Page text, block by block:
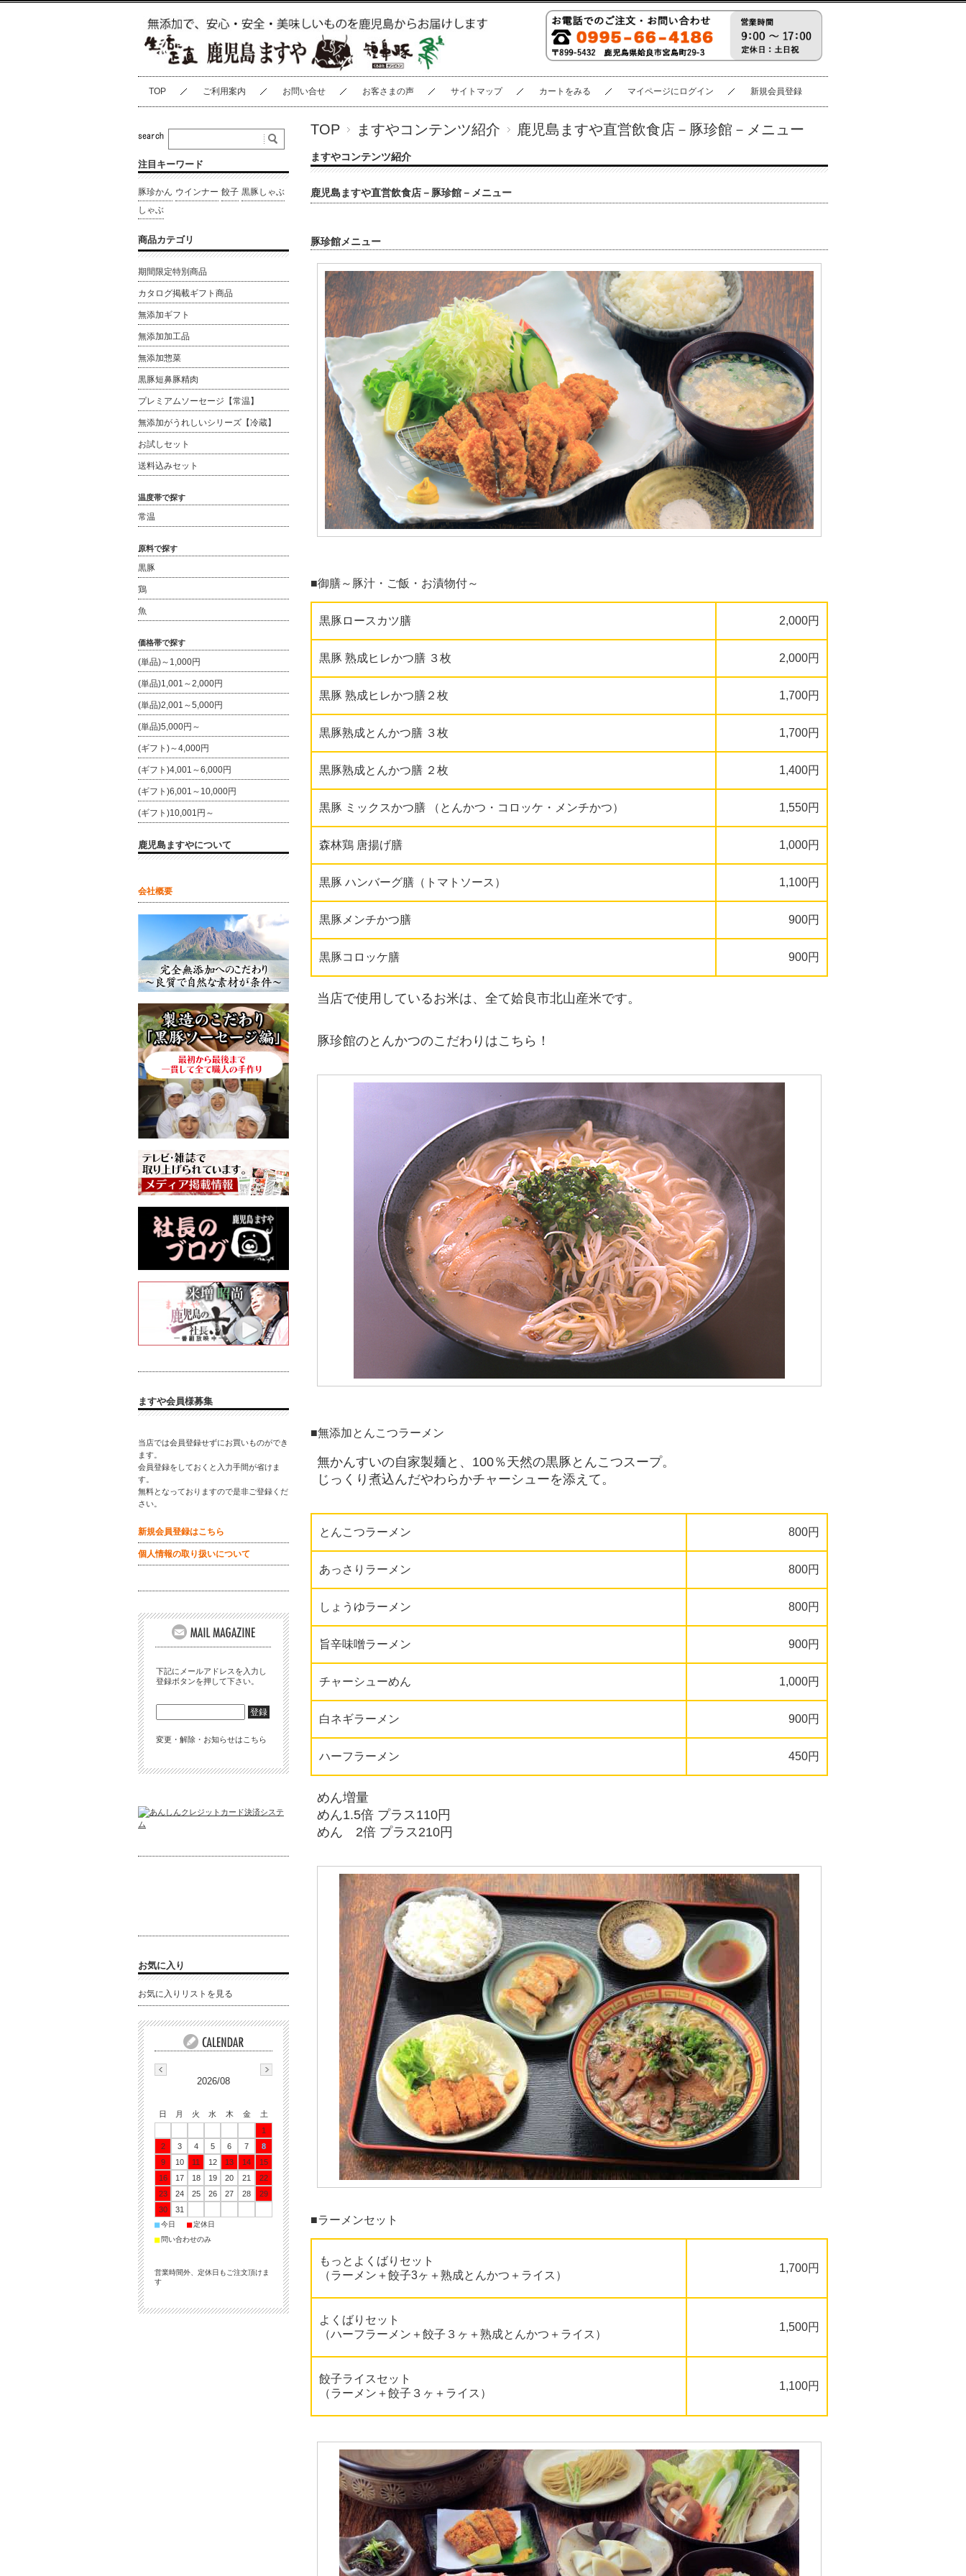
TOP ご利用案内 お問い合せ お客さまの声 サイトマップ カートをみる マイページにログイン 新規会員登録
TOP ますやコンテンツ紹介 鹿児島ますや直営飲食店－豚珍館－メニュー
ますやコンテンツ紹介
鹿児島ますや直営飲食店－豚珍館－メニュー
豚珍館メニュー
■御膳～豚汁・ご飯・お漬物付～
黒豚ロースカツ膳 2,000円
黒豚 熟成ヒレかつ膳 ３枚 2,000円
黒豚 熟成ヒレかつ膳２枚 1,700円
黒豚熟成とんかつ膳 ３枚 1,700円
黒豚熟成とんかつ膳 ２枚 1,400円
黒豚 ミックスかつ膳 （とんかつ・コロッケ・メンチかつ） 1,550円
森林鶏 唐揚げ膳 1,000円
黒豚 ハンバーグ膳（トマトソース） 1,100円
黒豚メンチかつ膳 900円
黒豚コロッケ膳 900円
当店で使用しているお米は、全て姶良市北山産米です。
豚珍館のとんかつのこだわりはこちら！
■無添加とんこつラーメン
無かんすいの自家製麺と、100％天然の黒豚とんこつスープ。
じっくり煮込んだやわらかチャーシューを添えて。
とんこつラーメン 800円
あっさりラーメン 800円
しょうゆラーメン 800円
旨辛味噌ラーメン 900円
チャーシューめん 1,000円
白ネギラーメン 900円
ハーフラーメン 450円
めん増量
めん1.5倍 プラス110円
めん 2倍 プラス210円
■ラーメンセット
もっとよくばりセット
（ラーメン＋餃子3ヶ＋熟成とんかつ＋ライス）
1,700円
よくばりセット
（ハーフラーメン＋餃子３ヶ＋熟成とんかつ＋ライス）
1,500円
餃子ライスセット
（ラーメン＋餃子３ヶ＋ライス）
1,100円
注目キーワード
豚珍かん ウインナー 餃子 黒豚しゃぶ
しゃぶ
商品カテゴリ
期間限定特別商品
カタログ掲載ギフト商品
無添加ギフト
無添加加工品
無添加惣菜
黒豚短鼻豚精肉
プレミアムソーセージ【常温】
無添加がうれしいシリーズ【冷蔵】
お試しセット
送料込みセット
温度帯で探す
常温
原料で探す
黒豚
鶏
魚
価格帯で探す
(単品)～1,000円
(単品)1,001～2,000円
(単品)2,001～5,000円
(単品)5,000円～
(ギフト)～4,000円
(ギフト)4,001～6,000円
(ギフト)6,001～10,000円
(ギフト)10,001円～
鹿児島ますやについて
会社概要
ますや会員様募集
当店では会員登録せずにお買いものができ
ます。
会員登録をしておくと入力手間が省けま
す。
無料となっておりますので是非ご登録くだ
さい。
新規会員登録はこちら
個人情報の取り扱いについて
下記にメールアドレスを入力し
登録ボタンを押して下さい。
変更・解除・お知らせはこちら
お気に入り
お気に入りリストを見る
2026/08
日 月 火 水 木 金
土
1
2
3 4 5 6 7
8
9
10 11 12 13 14
15
16
17 18 19 20 21
22
23
24 25 26 27 28
29
30
31
■今日 ■定休日
■ 問い合わせのみ
営業時間外、定休日もご注文頂けま
す